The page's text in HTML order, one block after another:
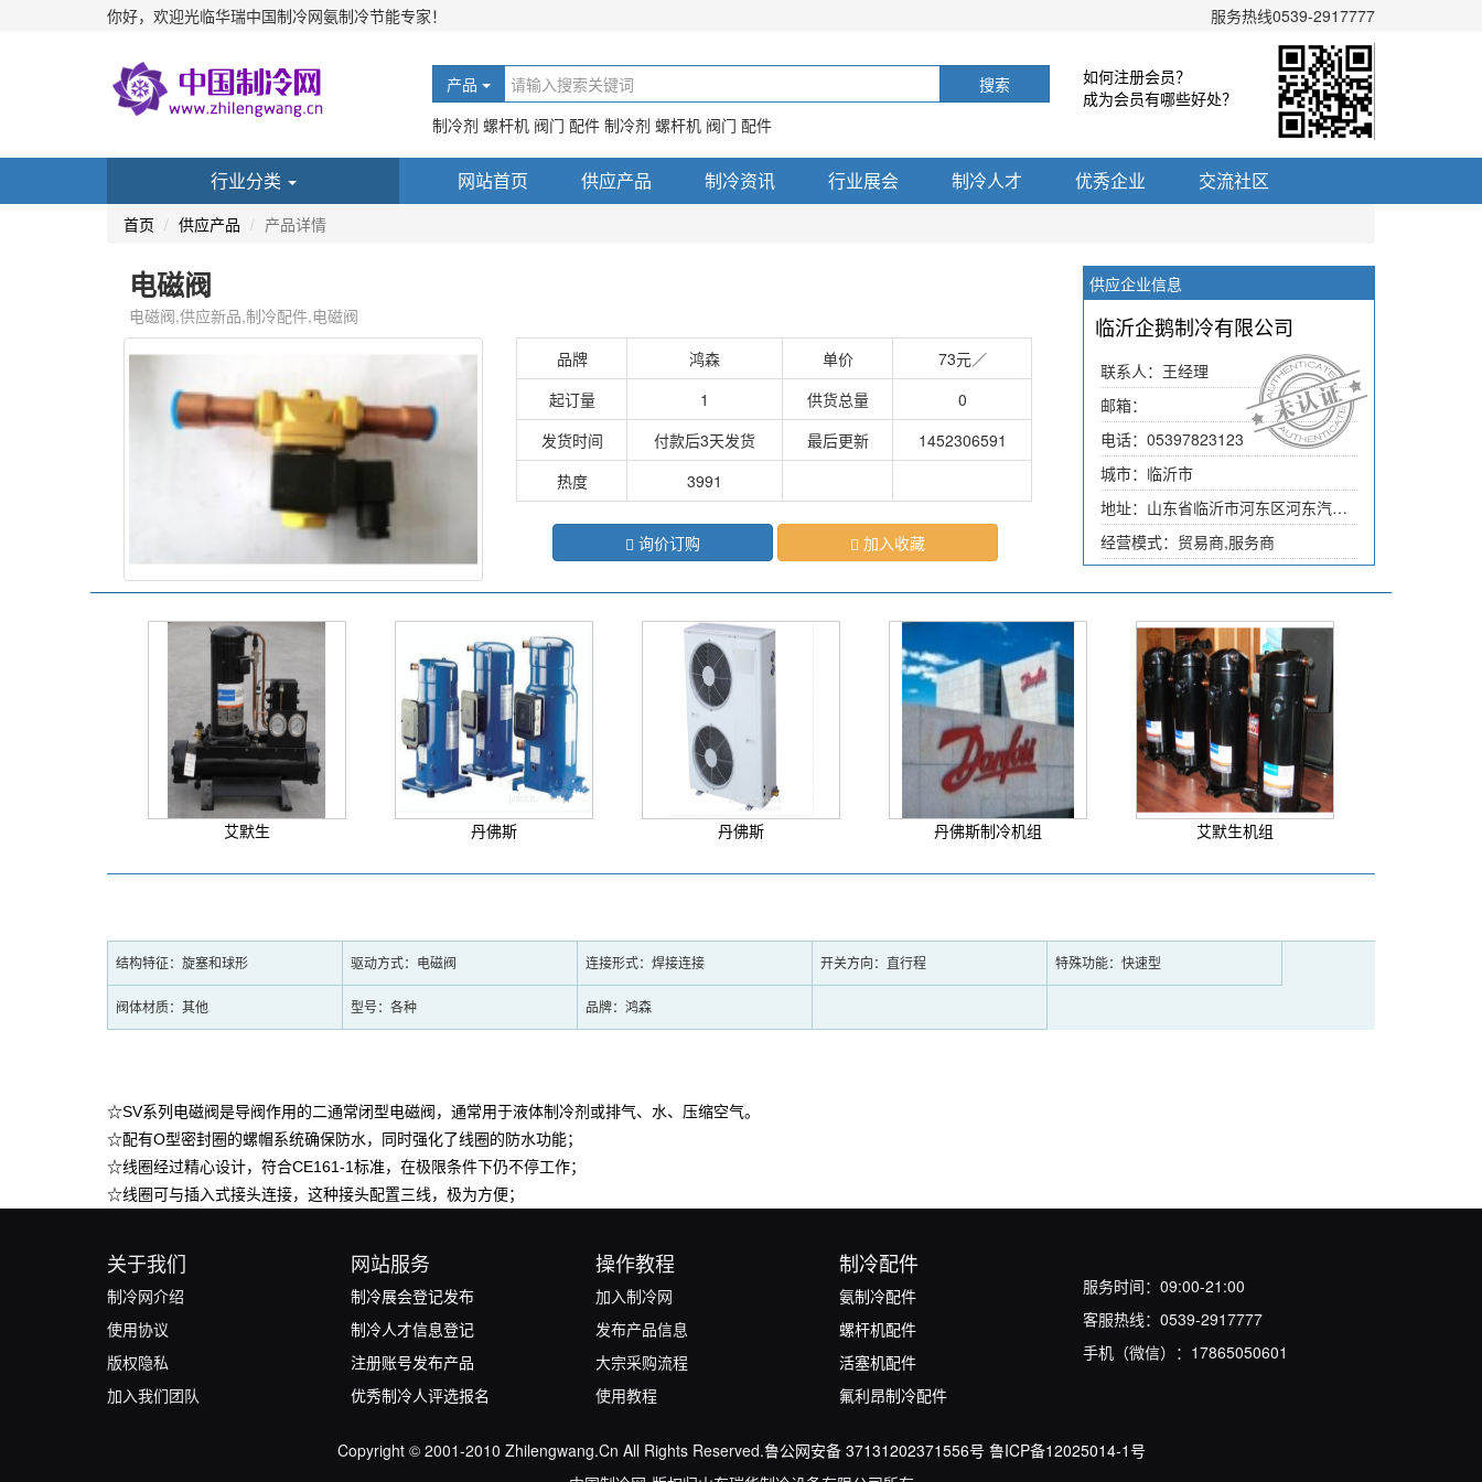
你好，欢迎光临华瑞中国制冷网氨制冷节能专家！ 服务热线0539-2917777
产品
搜索
制冷剂 螺杆机 阀门 配件 制冷剂 螺杆机 阀门 配件
如何注册会员？
成为会员有哪些好处？
行业分类 网站首页 供应产品 制冷资讯 行业展会 制冷人才 优秀企业 交流社区
首页 供应产品 产品详情
电磁阀
电磁阀,供应新品,制冷配件,电磁阀
品牌
鸿森 单价
73元／
起订量
1 供货总量
0
发货时间
付款后3天发货 最后更新
1452306591
热度
3991
询价订购 加入收藏
供应企业信息
临沂企鹅制冷有限公司
联系人：王经理
邮箱：
电话：05397823123
城市：临沂市
地址：山东省临沂市河东区河东汽车站西200米路北
经营模式：贸易商,服务商
艾默生 丹佛斯 丹佛斯 丹佛斯制冷机组 艾默生机组
结构特征：旋塞和球形 驱动方式：电磁阀 连接形式：焊接连接 开关方向：直行程 特殊功能：快速型
阀体材质：其他 型号：各种 品牌：鸿森
☆SV系列电磁阀是导阀作用的二通常闭型电磁阀，通常用于液体制冷剂或排气、水、压缩空气。
☆配有O型密封圈的螺帽系统确保防水，同时强化了线圈的防水功能；
☆线圈经过精心设计，符合CE161-1标准，在极限条件下仍不停工作；
☆线圈可与插入式接头连接，这种接头配置三线，极为方便；
关于我们
制冷网介绍
使用协议
版权隐私
加入我们团队
网站服务
制冷展会登记发布
制冷人才信息登记
注册账号发布产品
优秀制冷人评选报名
操作教程
加入制冷网
发布产品信息
大宗采购流程
使用教程
制冷配件
氨制冷配件
螺杆机配件
活塞机配件
氟利昂制冷配件
服务时间：09:00-21:00
客服热线：0539-2917777
手机（微信）：17865050601
Copyright © 2001-2010 Zhilengwang.Cn All Rights Reserved.鲁公网安备 37131202371556号 鲁ICP备12025014-1号